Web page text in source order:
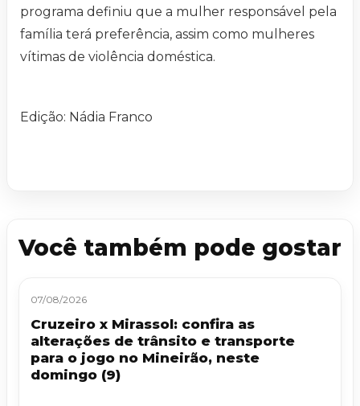
programa definiu que a mulher responsável pela
família terá preferência, assim como mulheres
vítimas de violência doméstica.
Edição: Nádia Franco
Você também pode gostar
07/08/2026
Cruzeiro x Mirassol: confira as
alterações de trânsito e transporte
para o jogo no Mineirão, neste
domingo (9)